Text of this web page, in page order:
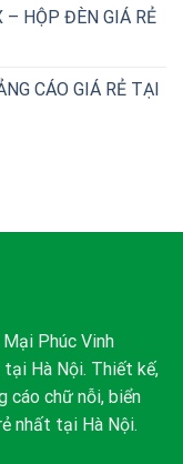
– HỘP ĐÈN GIÁ RẺ
CÁO GIÁ RẺ TẠI
Phúc Vinh
Hà Nội. Thiết kế,
cáo chữ nỗi, biển
nhất tại Hà Nội.